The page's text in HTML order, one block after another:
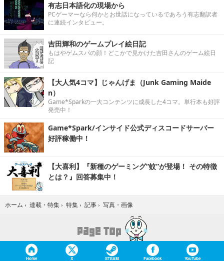
有志日本語化の現場から
PCゲーマーなら何かとお世話になっているであろう有志翻訳者
に連続インタビュー。
吉田輝和のゲームプレイ絵日記
もはやゲムスパの顔！どこかで見かけた吉田さんのゲーム絵日
記
【大人気4コマ】じゃんげま（Junk Gaming Maide
n）
Game*Sparkの一大コンテンツに成長した4コマ。単行本も好評
発売中！
Game*Spark/インサイド公式ディスコードサーバー
好評稼働中！
【大喜利】『新種のゲーミング“蚊”が登場！ その特徴
とは？』回答募集中！
ホーム › 連載・特集 › 特集 › 記事 › 写真・画像
Home X STEAM Facebook YouTube